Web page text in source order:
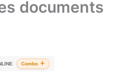
documents
Combo